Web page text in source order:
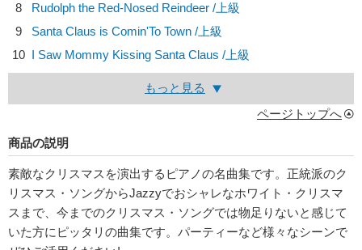
8
Rudolph the Red-Nosed Reindeer /上級
9
Santa Claus is Comin'To Town /上級
10 I Saw Mommy Kissing Santa Claus /上級
もっと見る
ページトップへ
商品の説明
素敵なクリスマスを演出するピアノの名曲集です。正統派のク
リスマス・ソングからJazzyでおシャレなホワイト・クリスマ
スまで、今までのクリスマス・ソングでは物足りないと感じて
いた方にピッタリの曲集です。パーティーなど様々なシーンで